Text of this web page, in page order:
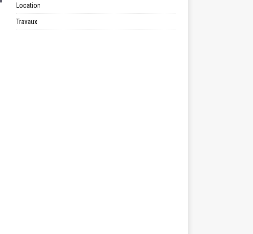
Location
Travaux